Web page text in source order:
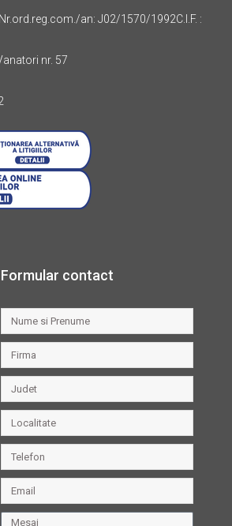
an: J02/1570/1992C.I.F. :
nr. 57
Formular contact